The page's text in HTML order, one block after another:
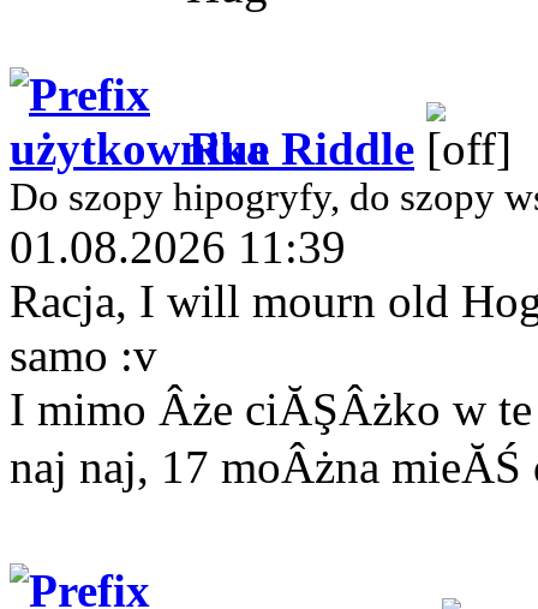
Rue Riddle
Do szopy hipogryfy, do szopy
01.08.2026 11:39
Racja, I will mourn old
samo :v
I mimo Âże ciĂŞÂżko w
naj naj, 17 moÂżna